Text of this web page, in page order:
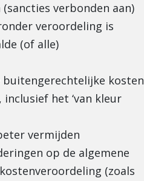
verbonden aan)
veroordeling is
(of alle)
kosten
het ‘van kleur
vermijden
op de algemene
(zoals